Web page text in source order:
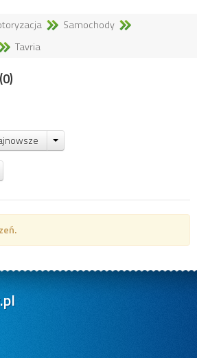
Samochody
Tavria
(0)